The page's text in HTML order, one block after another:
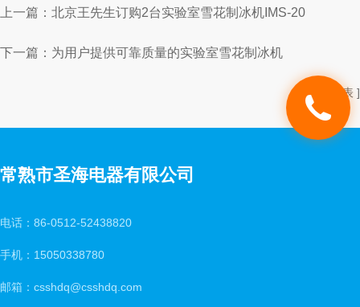
上一篇： 北京王先生订购2台实验室雪花制冰机IMS-20
下一篇： 为用户提供可靠质量的实验室雪花制冰机
[ 返回列表 ]
常熟市圣海电器有限公司
电话：86-0512-52438820
手机：15050338780
邮箱：csshdq@csshdq.com